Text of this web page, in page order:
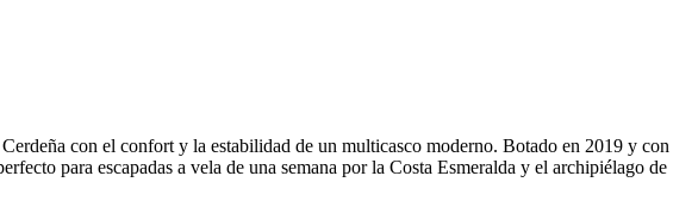
con el confort y la estabilidad de un multicasco moderno. Botado en 2019 y con
para escapadas a vela de una semana por la Costa Esmeralda y el archipiélago de